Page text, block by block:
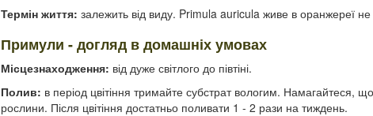
Термін життя: залежить від виду. Primula auricula живе в оранжереї
Примули - догляд в домашніх умовах
Місцезнаходження: від дуже світлого до півтіні.
Полив: в період цвітіння тримайте субстрат вологим. Намагайтеся,
рослини. Після цвітіння достатньо поливати 1 - 2 рази на тиждень.